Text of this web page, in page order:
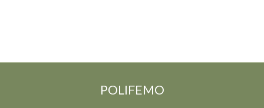
POLIFEMO